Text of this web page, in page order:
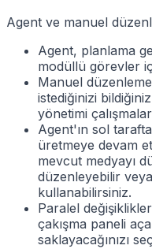
Agent ve manuel
Agent, planlama
modüllü görevler
Manuel
istediğinizi
yönetimi
Agent'ın sol
üretmeye devam
mevcut medyayı
düzenleyebilir
kullanabilirsiniz.
Paralel
çakışma paneli
saklayacağınızı